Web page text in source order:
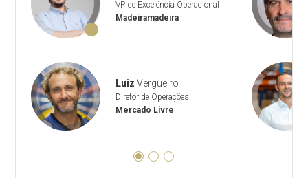
VP de Excelência Operacional
Madeiramadeira
Luiz Vergueiro
Diretor de Operações
Mercado Livre